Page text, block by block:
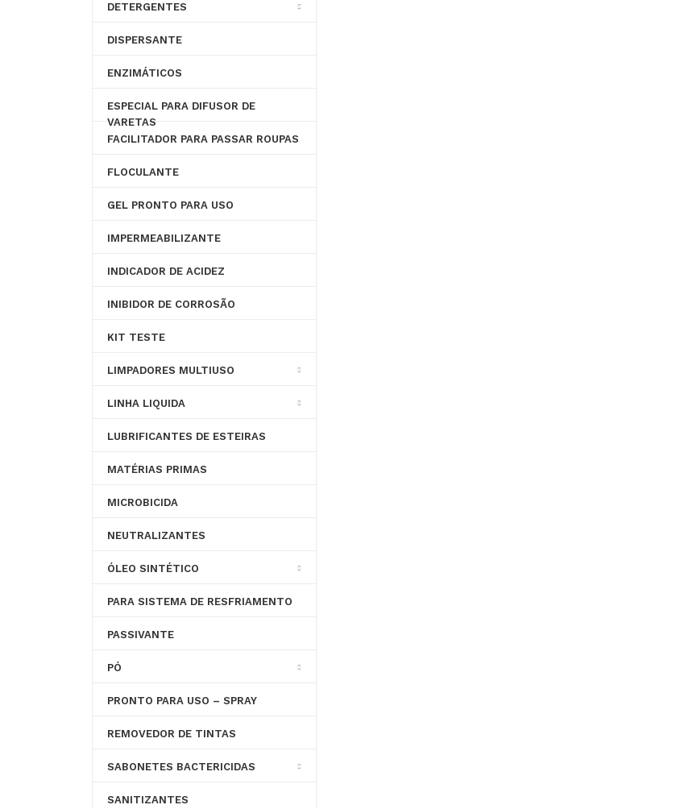
DETERGENTES
DISPERSANTE
ENZIMÁTICOS
ESPECIAL PARA DIFUSOR DE
VARETAS
FACILITADOR PARA PASSAR ROUPAS
FLOCULANTE
GEL PRONTO PARA USO
IMPERMEABILIZANTE
INDICADOR DE ACIDEZ
INIBIDOR DE CORROSÃO
KIT TESTE
LIMPADORES MULTIUSO
LINHA LIQUIDA
LUBRIFICANTES DE ESTEIRAS
MATÉRIAS PRIMAS
MICROBICIDA
NEUTRALIZANTES
ÓLEO SINTÉTICO
PARA SISTEMA DE RESFRIAMENTO
PASSIVANTE
PÓ
PRONTO PARA USO – SPRAY
REMOVEDOR DE TINTAS
SABONETES BACTERICIDAS
SANITIZANTES